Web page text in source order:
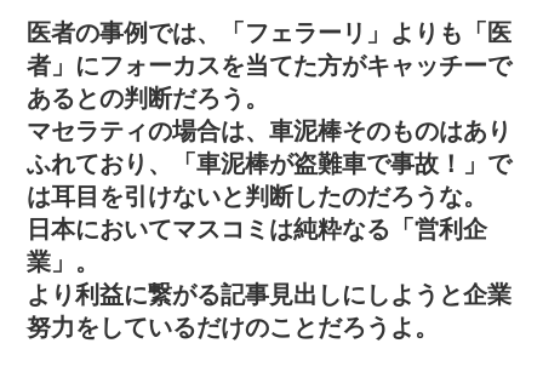
医者の事例では、「フェラーリ」よりも「医
者」にフォーカスを当てた方がキャッチーで
あるとの判断だろう。
マセラティの場合は、車泥棒そのものはあり
ふれており、「車泥棒が盗難車で事故！」で
は耳目を引けないと判断したのだろうな。
日本においてマスコミは純粋なる「営利企
業」。
より利益に繋がる記事見出しにしようと企業
努力をしているだけのことだろうよ。